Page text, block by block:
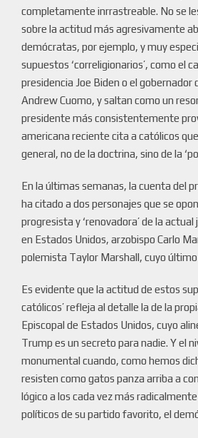
completamente inrrastreable. No se
sobre la actitud más agresivamente
demócratas, por ejemplo, y muy
supuestos ‘correligionarios’, como el
presidencia Joe Biden o el gobernador
Andrew Cuomo, y saltan como un
presidente más consistentemente
americana reciente cita a católicos
general, no de la doctrina, sino de la
En la últimas semanas, la cuenta del
ha citado a dos personajes que se
progresista y ‘renovadora’ de la actual
en Estados Unidos, arzobispo Carlo
polemista Taylor Marshall, cuyo
Es evidente que la actitud de estos
católicos’ refleja al detalle la de la
Episcopal de Estados Unidos, cuyo
Trump es un secreto para nadie. Y el
monumental cuando, como hemos
resisten como gatos panza arriba a
lógico a los cada vez más
políticos de su partido favorito, el